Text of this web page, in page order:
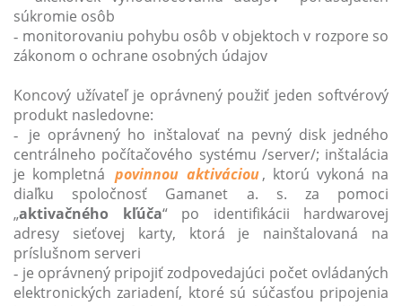
súkromie osôb
- monitorovaniu pohybu osôb v objektoch v rozpore so
zákonom o ochrane osobných údajov
Koncový užívateľ je oprávnený použiť jeden softvérový
produkt nasledovne:
-
je oprávnený ho inštalovať na pevný disk jedného
centrálneho počítačového systému /server/; inštalácia
je kompletná povinnou aktiváciou , ktorú vykoná na
diaľku spoločnosť Gamanet a. s. za pomoci
„aktivačného kľúča“ po identifikácii hardwarovej
adresy sieťovej karty, ktorá je nainštalovaná na
príslušnom serveri
- je oprávnený pripojiť zodpovedajúci počet ovládaných
elektronických zariadení, ktoré sú súčasťou pripojenia